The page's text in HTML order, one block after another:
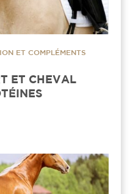
ET COMPLÉMENTS
ET CHEVAL